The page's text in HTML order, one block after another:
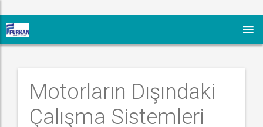
Motorların Dışındaki
Çalışma Sistemleri